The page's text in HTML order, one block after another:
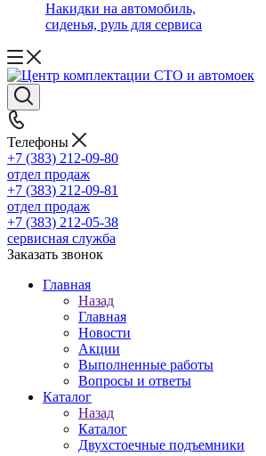
Накидки на автомобиль,
сиденья, руль для сервиса
Телефоны
+7 (383) 212-09-80
отдел продаж
+7 (383) 212-09-81
отдел продаж
+7 (383) 212-05-38
сервисная служба
Заказать звонок
Главная
Назад
Главная
Новости
Акции
Выполненные работы
Вопросы и ответы
Каталог
Назад
Каталог
Двухстоечные подъемники